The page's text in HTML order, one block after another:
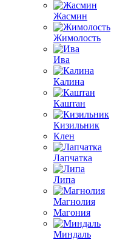
Жасмин
Жимолость
Ива
Калина
Каштан
Кизильник
Клен
Лапчатка
Липа
Магнолия
Магония
Миндаль